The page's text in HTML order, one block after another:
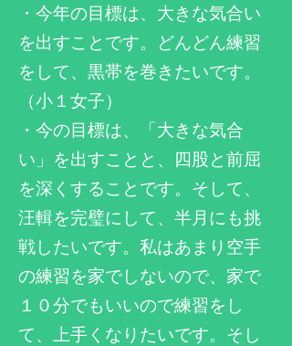
・ ​今年の目標は、大きな気合い
を出すことです。どんどん練習
をして、黒帯を巻きたいです。
（小１女子）
・今の目標は、「大きな気合
い」を出すことと、四股と前屈
を深くすることです。そして、
汪輯を完璧にして、半月にも挑
戦したいです。私はあまり空手
の練習を家でしないので、家で
１０分でもいいので練習をし
て、上手くなりたいです。そし